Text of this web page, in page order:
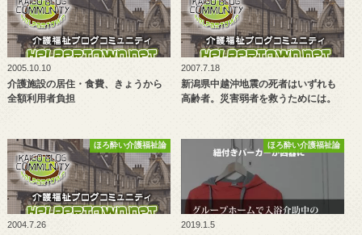
2005.10.10
介護施設の居住・食費、きょうから
全額利用者負担
2007.7.18
新潟県中越沖地震の死者はいずれも
高齢者。災害弱者を救うためには。
ほろ酔い介護福祉論
2004.7.26
ほろ酔い介護福祉論
2019.1.5